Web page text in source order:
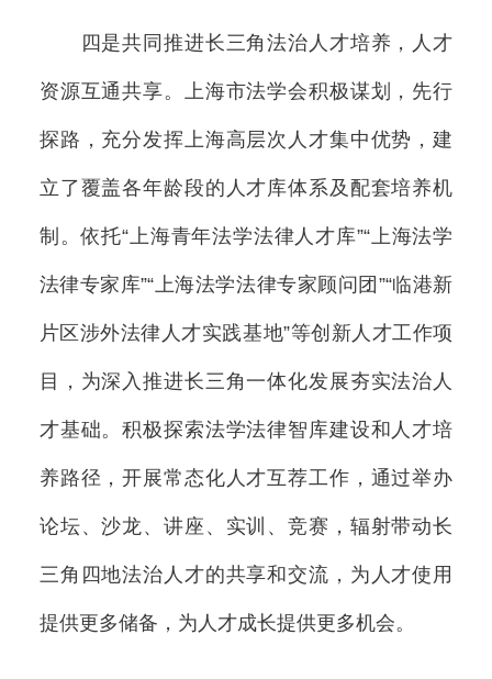
四是共同推进长三角法治人才培养，人才
资源互通共享。上海市法学会积极谋划，先行
探路，充分发挥上海高层次人才集中优势，建
立了覆盖各年龄段的人才库体系及配套培养机
制。依托“上海青年法学法律人才库”“上海法学
法律专家库”“上海法学法律专家顾问团”“临港新
片区涉外法律人才实践基地”等创新人才工作项
目，为深入推进长三角一体化发展夯实法治人
才基础。积极探索法学法律智库建设和人才培
养路径，开展常态化人才互荐工作，通过举办
论坛、沙龙、讲座、实训、竞赛，辐射带动长
三角四地法治人才的共享和交流，为人才使用
提供更多储备，为人才成长提供更多机会。